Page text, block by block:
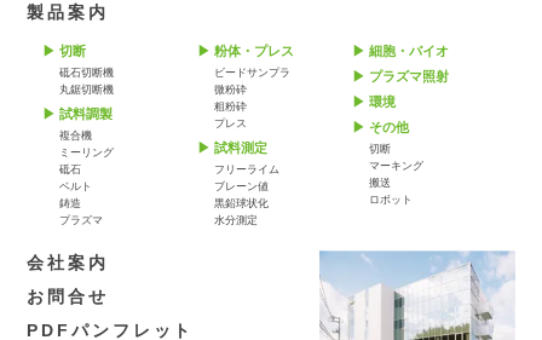
製品案内
切断
砥石切断機
丸鋸切断機
試料調製
複合機
ミーリング
砥石
ベルト
鋳造
プラズマ
粉体・プレス
ビードサンプラ
微粉砕
粗粉砕
プレス
試料測定
フリーライム
ブレーン値
黒鉛球状化
水分測定
細胞・バイオ
プラズマ照射
環境
その他
切断
マーキング
搬送
ロボット
会社案内
お問合せ
PDFパンフレット